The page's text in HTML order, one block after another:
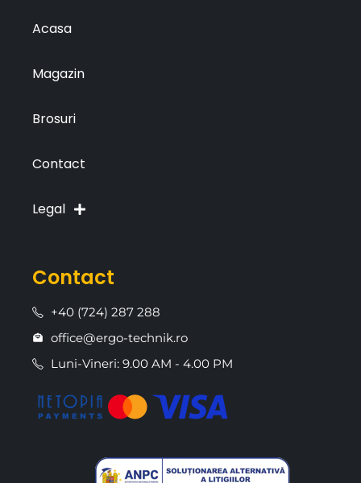
Acasa
Magazin
Brosuri
Contact
Legal
Contact
+40 (724) 287 288
office@ergo-technik.ro
Luni-Vineri: 9.00 AM - 4.00 PM